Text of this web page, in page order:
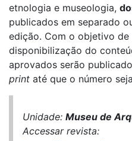
etnologia e museologia,
publicados em separado
edição. Com o objetivo
disponibilização do
aprovados serão
print até que o número
Unidade: Museu de
Accessar revista: